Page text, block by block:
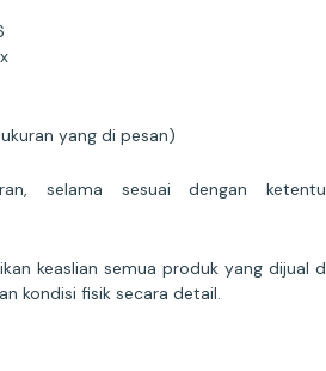
yang di pesan)
selama sesuai dengan
keaslian semua produk yang dijual
kondisi fisik secara detail.